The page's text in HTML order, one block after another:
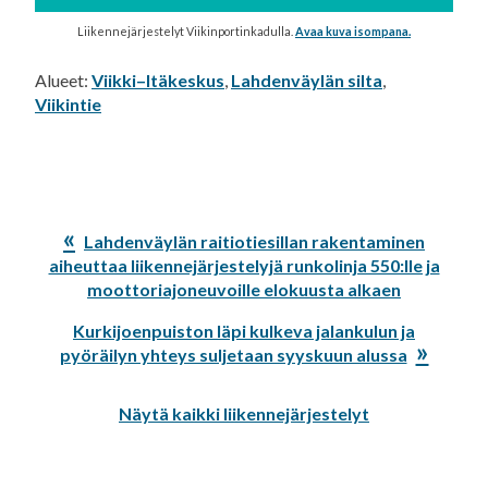
Liikennejärjestelyt Viikinportinkadulla. Avaa kuva isompana.
Alueet: Viikki–Itäkeskus, Lahdenväylän silta,
Viikintie
Edellinen
artikkeli:
Lahdenväylän raitiotiesillan rakentaminen
aiheuttaa liikennejärjestelyjä runkolinja 550:lle ja
moottoriajoneuvoille elokuusta alkaen
Seuraava
artikkeli:
Kurkijoenpuiston läpi kulkeva jalankulun ja
pyöräilyn yhteys suljetaan syyskuun alussa
Näytä kaikki liikennejärjestelyt